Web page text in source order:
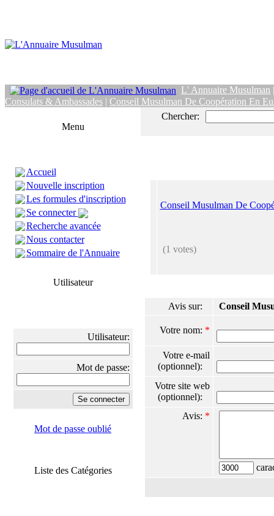
L' Annuaire Musulman
Consulats & Ambassades | Conseil Musulman De Coopération En
Menu
Accueil
Nouvelle inscription
Les formules d'inscription
Se connecter
Recherche avancée
Nous contacter
Sommaire de l'Annuaire
Utilisateur
Utilisateur:
Mot de passe:
Mot de passe oublié
Liste des Catégories
Chercher:
Conseil Musulman De
(1 votes)
Avis sur: Conseil
Votre nom: *
Votre e-mail
(optionnel):
Votre site web
(optionnel):
Avis: *